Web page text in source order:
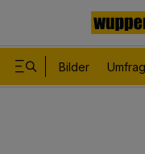
Bilder